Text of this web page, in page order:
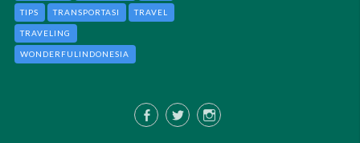
TIPS TRANSPORTASI TRAVEL
TRAVELING
WONDERFULINDONESIA
FacebookTwitterInstagram